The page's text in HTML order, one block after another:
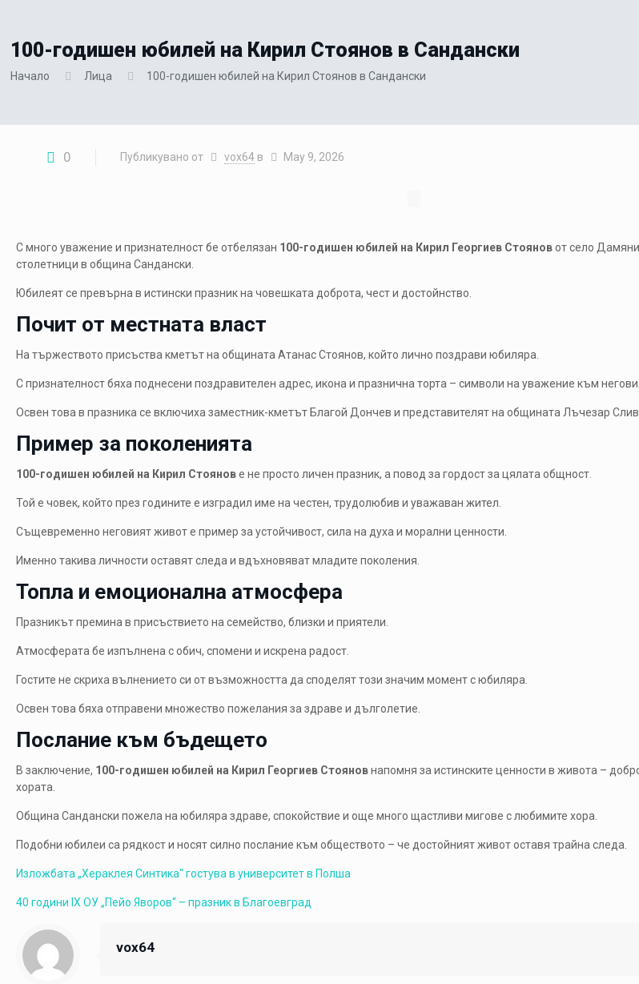
100-годишен юбилей на Кирил Стоянов в Сандански
Начало Лица 100-годишен юбилей на Кирил Стоянов в Сандански
0 Публикувано от vox64 в May 9, 2026
С много уважение и признателност бе отбелязан 100-годишен юбилей на Кирил Георгиев Стояновот село
столетници в общинаСандански
Юбилеят се превърна в истински празник на човешката доброта, чест и достойнство.
Почит от местната власт
На тържеството присъства кметът на общинатаАтанас Стоянов, който лично поздрави юбиляра.
С признателност бяха поднесени поздравителен адрес, икона и празнична торта – символи на уважение към
Освен това в празника се включиха заместник-кметът Благой Дончев и представителят на общината Лъчезар
Пример за поколенията
100-годишен юбилей на Кирил Стоянове не просто личен празник, а повод за гордост за цялата общност.
Той е човек, който през годините е изградил име на честен, трудолюбив и уважаван жител.
Същевременно неговият живот е пример за устойчивост, сила на духа и морални ценности.
Именно такива личности оставят следа и вдъхновяват младите поколения.
Топла и емоционална атмосфера
Празникът премина в присъствието на семейство, близки и приятели.
Атмосферата бе изпълнена с обич, спомени и искрена радост.
Гостите не скриха вълнението си от възможността да споделят този значим момент с юбиляра.
Освен това бяха отправени множество пожелания за здраве и дълголетие.
Послание към бъдещето
В заключение, 100-годишен юбилей на Кирил Георгиев Стояновнапомня за истинските ценности в живота –
хората.
Община Сандански пожела на юбиляра здраве, спокойствие и още много щастливи мигове с любимите хора.
Подобни юбилеи са рядкост и носят силно послание към обществото – че достойният живот оставя трайна следа.
Изложбата „Хераклея Синтика“ гостува в университет в Полша
40 години IX ОУ „Пейо Яворов“ – празник в Благоевград
vox64